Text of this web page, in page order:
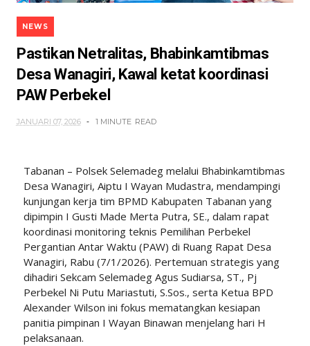
NEWS
Pastikan Netralitas, Bhabinkamtibmas
Desa Wanagiri, Kawal ketat koordinasi
PAW Perbekel
JANUARI 07, 2026 1 MINUTE READ
Tabanan – Polsek Selemadeg melalui Bhabinkamtibmas
Desa Wanagiri, Aiptu I Wayan Mudastra, mendampingi
kunjungan kerja tim BPMD Kabupaten Tabanan yang
dipimpin I Gusti Made Merta Putra, SE., dalam rapat
koordinasi monitoring teknis Pemilihan Perbekel
Pergantian Antar Waktu (PAW) di Ruang Rapat Desa
Wanagiri, Rabu (7/1/2026). Pertemuan strategis yang
dihadiri Sekcam Selemadeg Agus Sudiarsa, ST., Pj
Perbekel Ni Putu Mariastuti, S.Sos., serta Ketua BPD
Alexander Wilson ini fokus mematangkan kesiapan
panitia pimpinan I Wayan Binawan menjelang hari H
pelaksanaan.